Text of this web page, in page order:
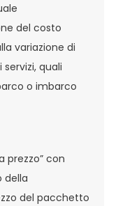
del costo
variazione di
quali
o imbarco
prezzo” con
della
del pacchetto